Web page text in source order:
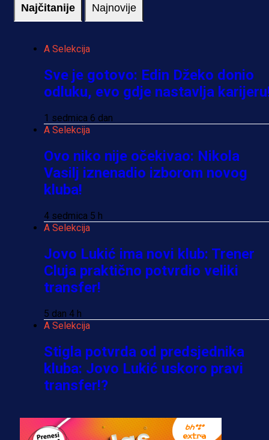
Najčitanije Najnovije
A Selekcija
Sve je gotovo: Edin Džeko donio
odluku, evo gdje nastavlja
1 sedmica 6 dan
A Selekcija
Ovo niko nije očekivao: Nikola
Vasilj iznenadio izborom novog
kluba!
4 sedmica 5 h
A Selekcija
Jovo Lukić ima novi klub: Trener
Cluja praktično potvrdio veliki
transfer!
5 dan 4 h
A Selekcija
Stigla potvrda od predsjednika
kluba: Jovo Lukić uskoro pravi
transfer!?
A Selekcija